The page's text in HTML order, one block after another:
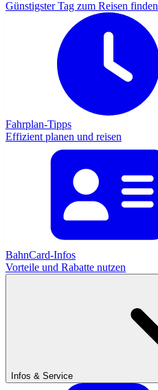
Günstigster Tag zum Reisen finden
Fahrplan-Tipps
Effizient planen und reisen
BahnCard-Infos
Vorteile und Rabatte nutzen
Infos & Service